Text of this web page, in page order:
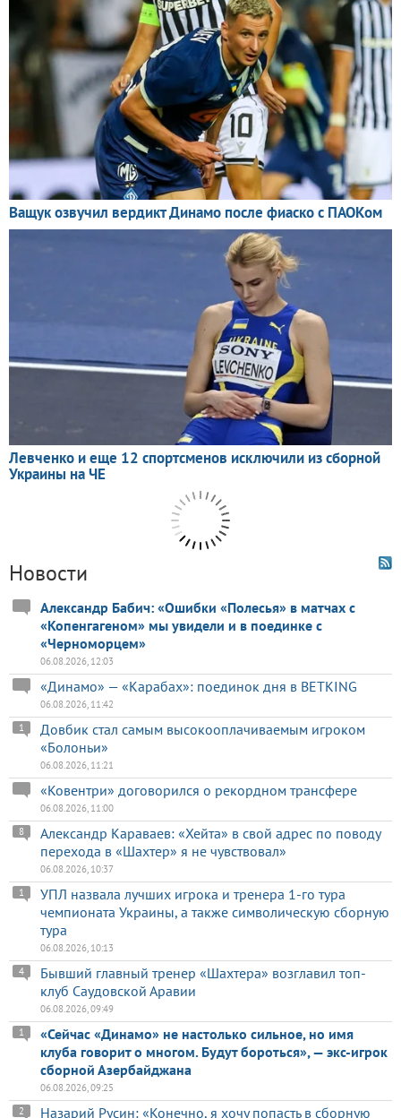
Новости
Александр Бабич: «Ошибки «Полесья» в матчах с
«Копенгагеном» мы увидели и в поединке с
«Черноморцем»
06.08.2026, 12:03
«Динамо» — «Карабах»: поединок дня в BETKING
06.08.2026, 11:42
Довбик стал самым высокооплачиваемым игроком
«Болоньи»
1
06.08.2026, 11:21
«Ковентри» договорился о рекордном трансфере
06.08.2026, 11:00
Александр Караваев: «Хейта» в свой адрес по поводу
перехода в «Шахтер» я не чувствовал»
8
06.08.2026, 10:37
УПЛ назвала лучших игрока и тренера 1-го тура
чемпионата Украины, а также символическую сборную
тура
1
06.08.2026, 10:13
Бывший главный тренер «Шахтера» возглавил топ-
клуб Саудовской Аравии
4
06.08.2026, 09:49
«Сейчас «Динамо» не настолько сильное, но имя
клуба говорит о многом. Будут бороться», — экс-игрок
сборной Азербайджана
1
06.08.2026, 09:25
Назарий Русин: «Конечно, я хочу попасть в сборную
2